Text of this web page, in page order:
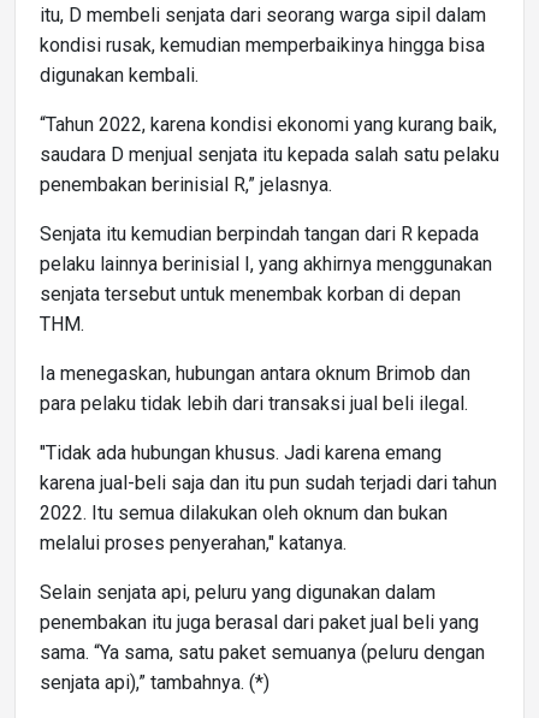
itu, D membeli senjata dari seorang warga sipil dalam
kondisi rusak, kemudian memperbaikinya hingga bisa
digunakan kembali.
“Tahun 2022, karena kondisi ekonomi yang kurang baik,
saudara D menjual senjata itu kepada salah satu pelaku
penembakan berinisial R,” jelasnya.
Senjata itu kemudian berpindah tangan dari R kepada
pelaku lainnya berinisial I, yang akhirnya menggunakan
senjata tersebut untuk menembak korban di depan
THM.
Ia menegaskan, hubungan antara oknum Brimob dan
para pelaku tidak lebih dari transaksi jual beli ilegal.
"Tidak ada hubungan khusus. Jadi karena emang
karena jual-beli saja dan itu pun sudah terjadi dari tahun
2022. Itu semua dilakukan oleh oknum dan bukan
melalui proses penyerahan," katanya.
Selain senjata api, peluru yang digunakan dalam
penembakan itu juga berasal dari paket jual beli yang
sama. “Ya sama, satu paket semuanya (peluru dengan
senjata api),” tambahnya. (*)